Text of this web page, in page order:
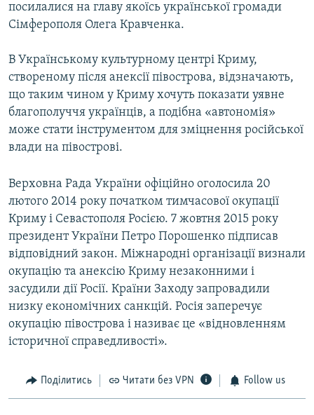
посилалися на главу якоїсь української громади
Сімферополя Олега Кравченка.
В Українському культурному центрі Криму,
створеному після анексії півострова, відзначають,
що таким чином у Криму хочуть показати уявне
благополуччя українців, а подібна «автономія»
може стати інструментом для зміцнення російської
влади на півострові.
Верховна Рада України офіційно оголосила 20
лютого 2014 року початком тимчасової окупації
Криму і Севастополя Росією. 7 жовтня 2015 року
президент України Петро Порошенко підписав
відповідний закон. Міжнародні організації визнали
окупацію та анексію Криму незаконними і
засудили дії Росії. Країни Заходу запровадили
низку економічних санкцій. Росія заперечує
окупацію півострова і називає це «відновленням
історичної справедливості».
Поділитись Читати без VPN Follow us